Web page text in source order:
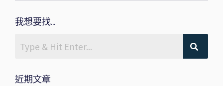
我想要找...
近期文章